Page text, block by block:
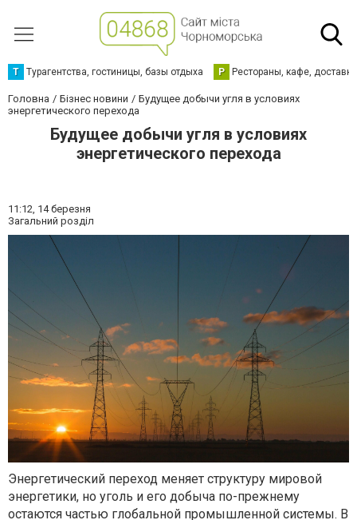
Т Турагентства, гостиницы, базы отдыха Р Рестораны, кафе,
Головна Бізнес новини
Будущее добычи угля в условиях
энергетического перехода
Будущее добычи угля в условиях
энергетического перехода
11:12, 14 березня
Загальний розділ
Энергетический переход меняет структуру мировой
энергетики, но уголь и его добыча по-прежнему
остаются частью глобальной промышленной системы. В